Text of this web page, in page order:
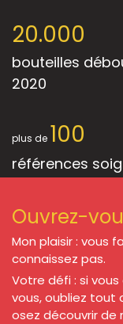
20.000
bouteilles
2020
plus de 100
références
Ouvrez-
Mon plaisir : vous
connaissez pas.
Votre défi : si
vous, oubliez tout
osez découvrir de